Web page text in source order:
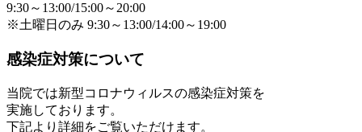
9:30～13:00/15:00～20:00
※土曜日のみ 9:30～13:00/14:00～19:00
感染症対策について
当院では新型コロナウィルスの感染症対策を
実施しております。
下記より詳細をご覧いただけます。